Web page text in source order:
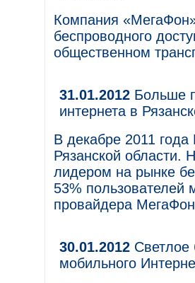
Компания
беспроводного
общественном
31.01.2012 Больше
интернета в
В декабре 2011
Рязанской области.
лидером на рынке
53% пользователей
провайдера
30.01.2012 Светлое
мобильного